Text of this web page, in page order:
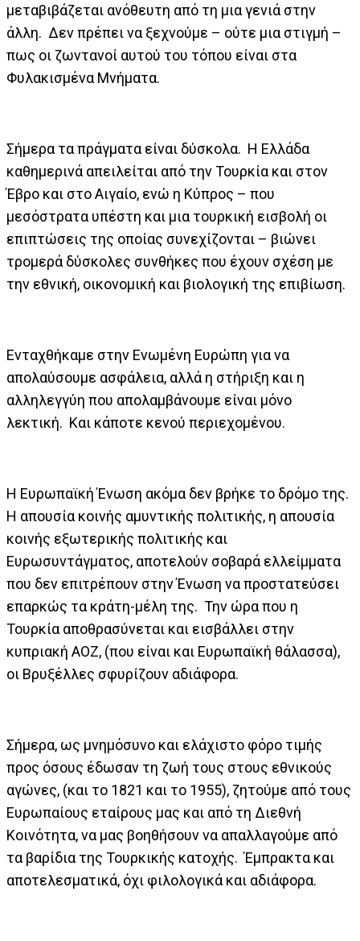
μεταβιβάζεται ανόθευτη από τη μια γενιά στην
άλλη. Δεν πρέπει να ξεχνούμε – ούτε μια στιγμή –
πως οι ζωντανοί αυτού του τόπου είναι στα
Φυλακισμένα Μνήματα.
Σήμερα τα πράγματα είναι δύσκολα. Η Ελλάδα
καθημερινά απειλείται από την Τουρκία και στον
Έβρο και στο Αιγαίο, ενώ η Κύπρος – που
μεσόστρατα υπέστη και μια τουρκική εισβολή οι
επιπτώσεις της οποίας συνεχίζονται – βιώνει
τρομερά δύσκολες συνθήκες που έχουν σχέση με
την εθνική, οικονομική και βιολογική της επιβίωση.
Ενταχθήκαμε στην Ενωμένη Ευρώπη για να
απολαύσουμε ασφάλεια, αλλά η στήριξη και η
αλληλεγγύη που απολαμβάνουμε είναι μόνο
λεκτική. Και κάποτε κενού περιεχομένου.
Η Ευρωπαϊκή Ένωση ακόμα δεν βρήκε το δρόμο της.
Η απουσία κοινής αμυντικής πολιτικής, η απουσία
κοινής εξωτερικής πολιτικής και
Ευρωσυντάγματος, αποτελούν σοβαρά ελλείμματα
που δεν επιτρέπουν στην Ένωση να προστατεύσει
επαρκώς τα κράτη-μέλη της. Την ώρα που η
Τουρκία αποθρασύνεται και εισβάλλει στην
κυπριακή ΑΟΖ, (που είναι και Ευρωπαϊκή θάλασσα),
οι Βρυξέλλες σφυρίζουν αδιάφορα.
Σήμερα, ως μνημόσυνο και ελάχιστο φόρο τιμής
προς όσους έδωσαν τη ζωή τους στους εθνικούς
αγώνες, (και το 1821 και το 1955), ζητούμε από τους
Ευρωπαίους εταίρους μας και από τη Διεθνή
Κοινότητα, να μας βοηθήσουν να απαλλαγούμε από
τα βαρίδια της Τουρκικής κατοχής. Έμπρακτα και
αποτελεσματικά, όχι φιλολογικά και αδιάφορα.